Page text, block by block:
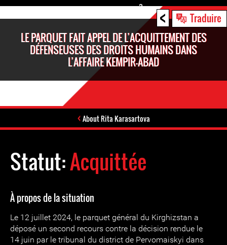
< Traduire
LE PARQUET FAIT APPEL DE L’ACQUITTEMENT DES
DÉFENSEUSES DES DROITS HUMAINS DANS
L’AFFAIRE KEMPIR-ABAD
About Rita Karasartova
Statut:Acquittée
À propos de la situation
Le 12 juillet 2024, le parquet général du Kirghizstan a
déposé un second recours contre la décision rendue le
14 juin par le tribunal du district de Pervomaiskyi dans
?